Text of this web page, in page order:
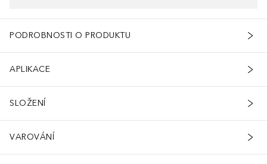
PODROBNOSTI O PRODUKTU
APLIKACE
SLOŽENÍ
VAROVÁNÍ